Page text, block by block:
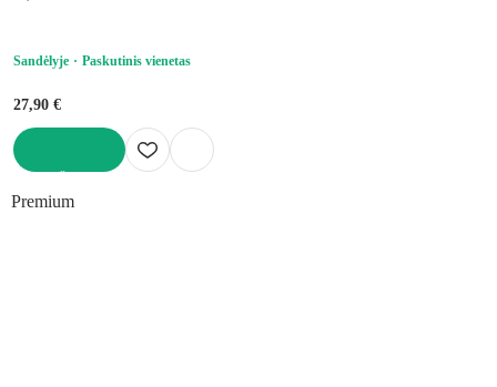
Sandėlyje Paskutinis vienetas
27,90 €
Premium